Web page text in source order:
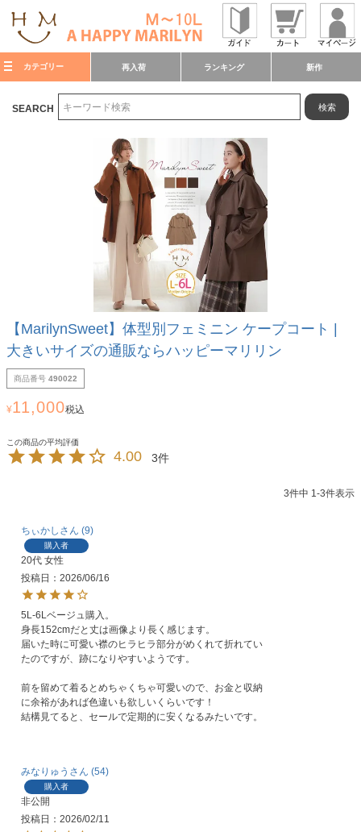
カテゴリー 再入荷 ランキング 新作
SEARCH 検索
【MarilynSweet】体型別フェミニン ケープコート |
大きいサイズの通販ならハッピーマリリン
商品番号 490022
¥11,000税込
4.00 3
3件中 1-3件表示
ちぃかし 9
購入者
20代 女性
投稿日
2026/06/16
5L-6Lベージュ購入。
身長152cmだと丈は画像より長く感じます。
届いた時に可愛い襟のヒラヒラ部分がめくれて折れてい
たのですが、跡になりやすいようです。
前を留めて着るとめちゃくちゃ可愛いので、お金と収納
に余裕があれば色違いも欲しいくらいです！
結構見てると、セールで定期的に安くなるみたいです。
みなりゅう 54
購入者
非公開
投稿日
2026/02/11